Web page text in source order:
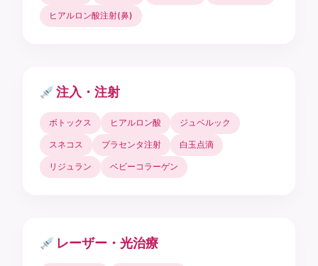
ヒアルロン酸注射(鼻)
注入・注射
ボトックス ヒアルロン酸 ジュベルック
スネコス プラセンタ注射 白玉点滴
リジュラン ベビーコラーゲン
レーザー・光治療